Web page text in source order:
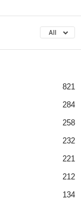
All
821
284
258
232
221
212
134